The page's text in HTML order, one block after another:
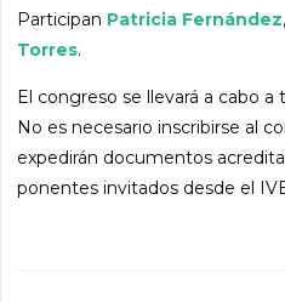
Participan Patricia Fernández,
Torres.
El congreso se llevará a cabo
No es necesario inscribirse al
expedirán documentos
ponentes invitados desde el